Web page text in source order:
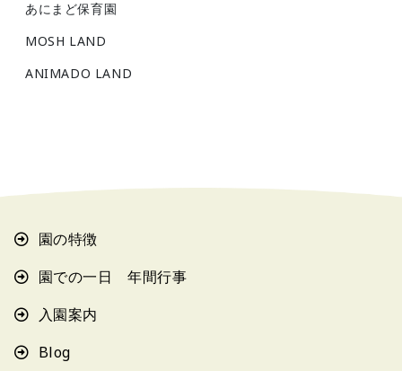
あにまど保育園
MOSH LAND
ANIMADO LAND
園の特徴
園での一日 年間行事
入園案内
Blog